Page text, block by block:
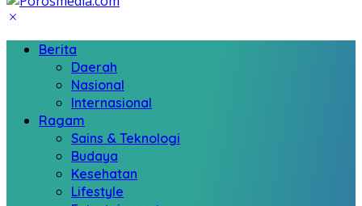
Berita
Daerah
Nasional
Internasional
Ragam
Sains & Teknologi
Budaya
Kesehatan
Lifestyle